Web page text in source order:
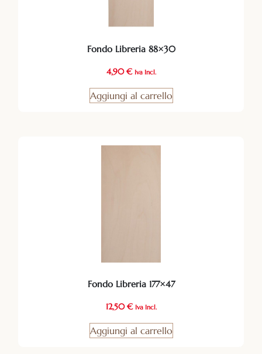
Fondo Libreria 88×30
4,90€ Iva Incl.
Aggiungi al carrello
Fondo Libreria 177×47
12,50€ Iva Incl.
Aggiungi al carrello